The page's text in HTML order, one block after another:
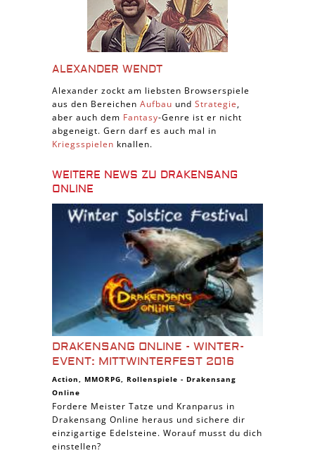
ALEXANDER WENDT
Alexander zockt am liebsten Browserspiele
aus den Bereichen Aufbau und Strategie,
aber auch dem Fantasy-Genre ist er nicht
abgeneigt. Gern darf es auch mal in
Kriegsspielen knallen.
WEITERE NEWS ZU DRAKENSANG
ONLINE
DRAKENSANG ONLINE - WINTER-
EVENT: MITTWINTERFEST 2016
Action, MMORPG, Rollenspiele - Drakensang
Online
Fordere Meister Tatze und Kranparus in
Drakensang Online heraus und sichere dir
einzigartige Edelsteine. Worauf musst du dich
einstellen?